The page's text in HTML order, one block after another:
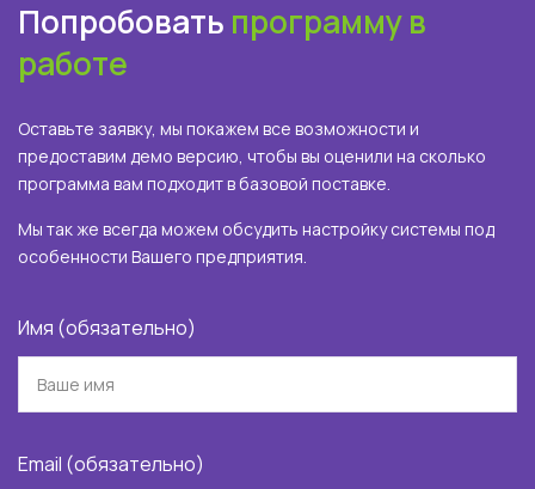
Попробовать программу в
работе
Оставьте заявку, мы покажем все возможности и
предоставим демо версию, чтобы вы оценили на сколько
программа вам подходит в базовой поставке.
Мы так же всегда можем обсудить настройку системы под
особенности Вашего предприятия.
Имя (обязательно)
Email (обязательно)